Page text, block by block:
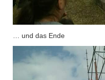
… und das Ende